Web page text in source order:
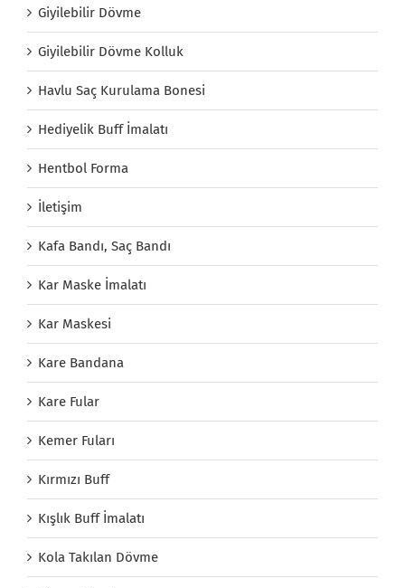
Giyilebilir Dövme
Giyilebilir Dövme Kolluk
Havlu Saç Kurulama Bonesi
Hediyelik Buff İmalatı
Hentbol Forma
İletişim
Kafa Bandı, Saç Bandı
Kar Maske İmalatı
Kar Maskesi
Kare Bandana
Kare Fular
Kemer Fuları
Kırmızı Buff
Kışlık Buff İmalatı
Kola Takılan Dövme